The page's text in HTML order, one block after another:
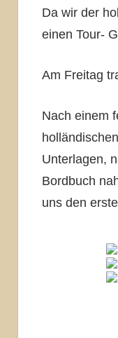
Da wir der
einen Tour-
Am Freitag
Nach einem
Unterlagen,
Bordbuch
uns den